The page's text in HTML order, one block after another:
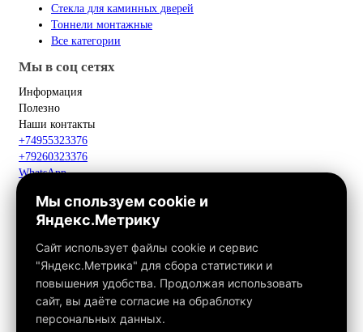
Стекла для каминных дверей
Тоннели монтажные
Все категории
Мы в соц сетях
Информация
Полезно
Наши контакты
+74955323376
+79260323376
WhatsApp
Макс
info@fox-kamin.ru
Наш адрес
Московская область, г. Павловский Посад, дер. Фатеево, д. 3П,
Работаем с 10:00 до 18:00
Связаться с нами
Мы спользуем cookie и
Яндекс.Метрику
Сайт использует файлы cookie и сервис
"Яндекс.Метрика" для сбора статистики и
повышения удобства. Продолжая использовать
сайт, вы даёте согласие на обраблотку
персональных данных.